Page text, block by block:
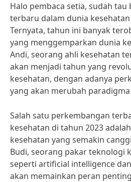
Halo pembaca setia, sudah
terbaru dalam dunia
Ternyata, tahun ini banyak
yang menggemparkan dunia
Andi, seorang ahli kesehatan
akan menjadi tahun yang
kesehatan, dengan adanya
yang akan merubah
Salah satu perkembangan
kesehatan di tahun 2023
kesehatan yang semakin
Budi, seorang pakar teknologi
seperti artificial intelligence
akan memainkan peran